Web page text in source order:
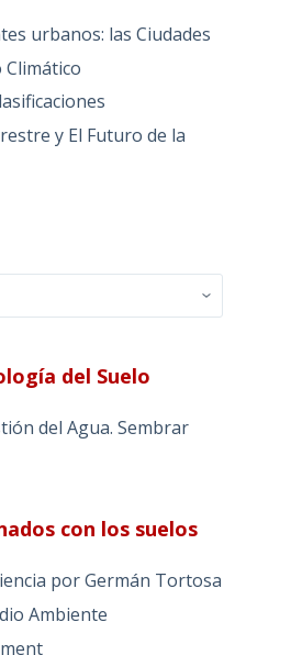
urbanos: las Ciudades
Climático
y El Futuro de la
del Suelo
del Agua. Sembrar
con los suelos
por Germán Tortosa
Ambiente